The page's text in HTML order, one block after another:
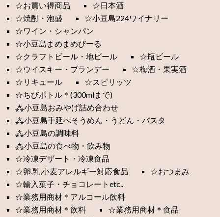
☆お買い得商品
☆日本酒
☆焼酎・泡盛
☆小豆島224ワイナリー
☆ワイン・シャンパン
☆小豆島まめまめびーる
☆クラフトビール・地ビール
☆瓶ビール
☆ウイスキー・ブランデー
☆梅酒・果実酒
☆リキュール
☆スピリッツ
☆ちびボトル＊(300mlまで)
⁂小豆島おみやげ詰め合わせ
⁂小豆島手延べそうめん・うどん・パスタ
⁂小豆島の調味料
⁂小豆島の食べ物・飲み物
☆冷凍デザート・冷凍食品
☆卵,乳,小麦アレルギー対応食品
☆おつまみ
☆輸入菓子・チョコレートetc..
☆業務用商材＊アルコール飲料
☆業務用商材＊飲料
☆業務用商材＊食品